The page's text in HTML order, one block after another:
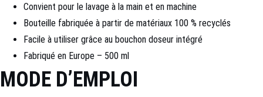
Convient pour le lavage à la main et en machine
Bouteille fabriquée à partir de matériaux 100 % recyclés
Facile à utiliser grâce au bouchon doseur intégré
Fabriqué en Europe – 500 ml
MODE D’EMPLOI